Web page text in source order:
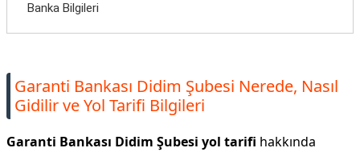
Banka Bilgileri
Garanti Bankası Didim Şubesi Nerede, Nasıl
Gidilir ve Yol Tarifi Bilgileri
Garanti Bankası Didim Şubesi yol tarifi hakkında